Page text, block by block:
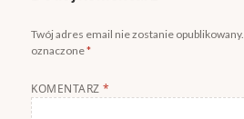
Twój adres email nie zostanie opublikowany.
oznaczone*
KOMENTARZ*